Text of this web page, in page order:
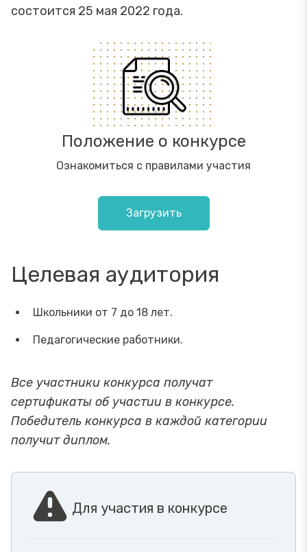
состоится 25 мая 2022 года.
Положение о конкурсе
Ознакомиться с правилами участия
Загрузить
Целевая аудитория
Школьники от 7 до 18 лет.
Педагогические работники.
Все участники конкурса получат
сертификаты об участии в конкурсе.
Победитель конкурса в каждой категории
получит диплом.
Для участия в конкурсе